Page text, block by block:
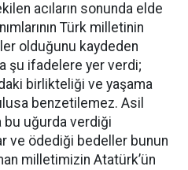
acıların sonunda elde
Türk milletinin
olduğunu kaydeden
şu ifadelere yer verdi;
birlikteliği ve yaşama
benzetilemez. Asil
bu uğurda verdiği
ve ödediği bedeller bunun
milletimizin Atatürk’ün